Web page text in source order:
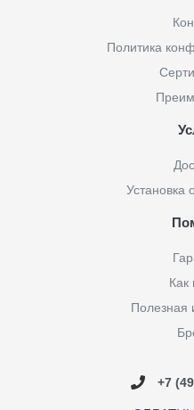
Политика
Установка
Как
Полезная
+7